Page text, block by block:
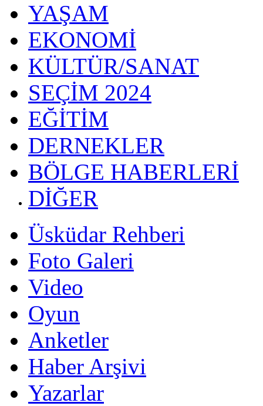
YAŞAM
EKONOMİ
KÜLTÜR/SANAT
SEÇİM 2024
EĞİTİM
DERNEKLER
BÖLGE HABERLERİ
DİĞER
Üsküdar Rehberi
Foto Galeri
Video
Oyun
Anketler
Haber Arşivi
Yazarlar